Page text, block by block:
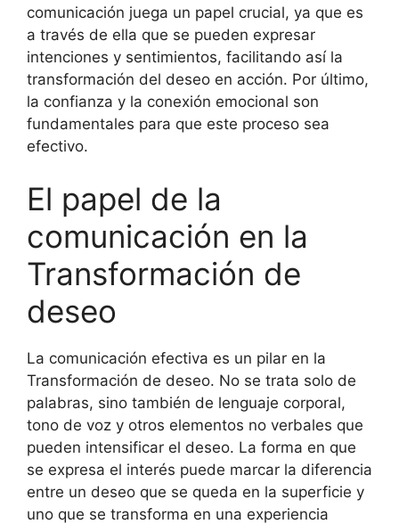
comunicación juega un papel crucial, ya que es
a través de ella que se pueden expresar
intenciones y sentimientos, facilitando así la
transformación del deseo en acción. Por último,
la confianza y la conexión emocional son
fundamentales para que este proceso sea
efectivo.
El papel de la
comunicación en la
Transformación de
deseo
La comunicación efectiva es un pilar en la
Transformación de deseo. No se trata solo de
palabras, sino también de lenguaje corporal,
tono de voz y otros elementos no verbales que
pueden intensificar el deseo. La forma en que
se expresa el interés puede marcar la diferencia
entre un deseo que se queda en la superficie y
uno que se transforma en una experiencia